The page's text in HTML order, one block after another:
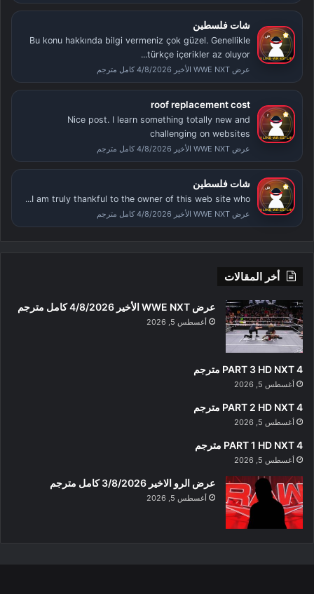
شات فلسطين
Bu konu hakkında bilgi vermeniz çok güzel. Genellikle
türkçe içerikler az oluyor...
عرض WWE NXT الأخير 4/8/2026 كامل مترجم
roof replacement cost
Nice post. I learn something totally new and
challenging on websites
عرض WWE NXT الأخير 4/8/2026 كامل مترجم
شات فلسطين
I am truly thankful to the owner of this web site who...
عرض WWE NXT الأخير 4/8/2026 كامل مترجم
أخر المقالات
عرض WWE NXT الأخير 4/8/2026 كامل مترجم
أغسطس 5, 2026
PART 3 HD NXT 4 مترجم
أغسطس 5, 2026
PART 2 HD NXT 4 مترجم
أغسطس 5, 2026
PART 1 HD NXT 4 مترجم
أغسطس 5, 2026
عرض الرو الاخير 3/8/2026 كامل مترجم
أغسطس 5, 2026